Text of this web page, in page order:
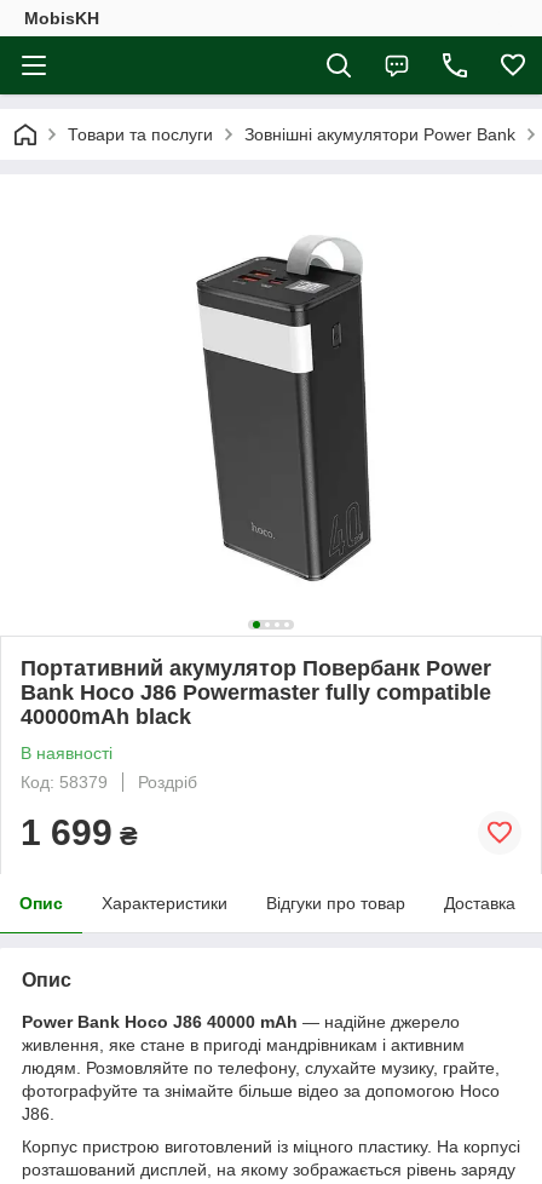
MobisKH
Товари та послуги Зовнішні акумулятори Power Bank
Портативний акумулятор Повербанк Power
Bank Hoco J86 Powermaster fully compatible
40000mAh black
В наявності
Код: 58379
Роздріб
1 699 ₴
Опис Характеристики Відгуки про товар Доставка
Опис
Power Bank Hoco J86 40000 mAh — надійне джерело
живлення, яке стане в пригоді мандрівникам і активним
людям. Розмовляйте по телефону, слухайте музику, грайте,
фотографуйте та знімайте більше відео за допомогою Hoco
J86.
Корпус пристрою виготовлений із міцного пластику. На корпусі
розташований дисплей, на якому зображається рівень заряду